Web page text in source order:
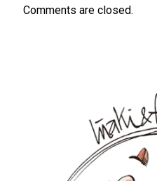
Comments are closed.